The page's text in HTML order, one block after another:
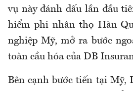
vụ này đánh dấu lần đầu
hiểm phi nhân thọ Hàn
nghiệp Mỹ, mở ra bước
toàn cầu hóa của DB
Bên cạnh bước tiến tại Mỹ,